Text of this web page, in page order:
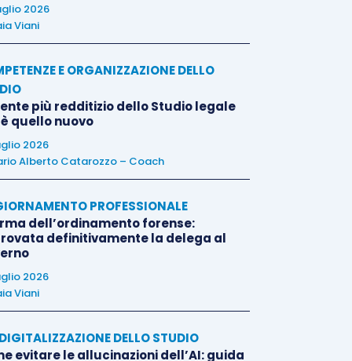
2026
Viani
E ORGANIZZAZIONE DELLO
più redditizio dello Studio legale
quello nuovo
2026
Alberto Catarozzo – Coach
PROFESSIONALE
dell’ordinamento forense:
definitivamente la delega al
2026
Viani
DELLO STUDIO
evitare le allucinazioni dell’AI: guida